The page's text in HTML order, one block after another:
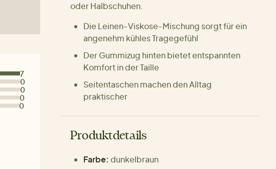
7
0
0
0
0
oder Halbschuhen.
Die Leinen-Viskose-Mischung sorgt für ein
angenehm kühles Tragegefühl
Der Gummizug hinten bietet entspannten
Komfort in der Taille
Seitentaschen machen den Alltag
praktischer
Produktdetails
Farbe: dunkelbraun